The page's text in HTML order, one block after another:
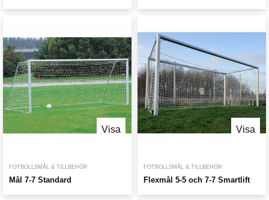
Visa
FOTBOLLSMÅL & TILLBEHÖR
Mål 7-7 Standard
Visa
FOTBOLLSMÅL & TILLBEHÖR
Flexmål 5-5 och 7-7 Smartlift